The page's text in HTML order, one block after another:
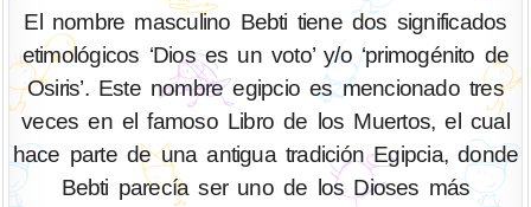
El nombre masculino Bebti tiene dos significados
etimológicos ‘Dios es un voto’ y/o ‘primogénito de
Osiris’. Este nombre egipcio es mencionado tres
veces en el famoso Libro de los Muertos, el cual
hace parte de una antigua tradición Egipcia, donde
Bebti parecía ser uno de los Dioses más